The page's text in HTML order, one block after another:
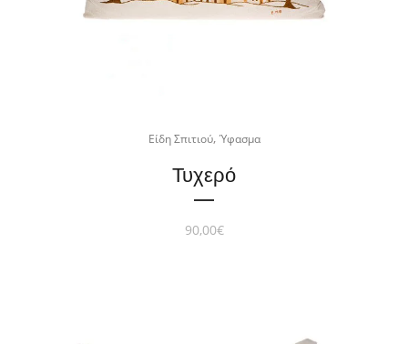
Είδη Σπιτιού, Ύφασμα
Τυχερό
90,00€